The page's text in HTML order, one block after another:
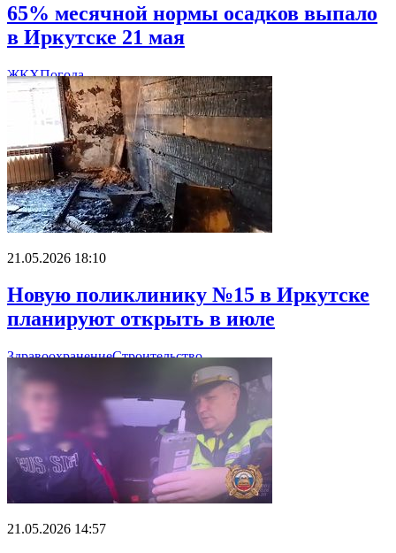
65% месячной нормы осадков выпало
в Иркутске 21 мая
ЖКХПогода
21.05.2026 18:10
Новую поликлинику №15 в Иркутске
планируют открыть в июле
ЗдравоохранениеСтроительство
21.05.2026 14:57